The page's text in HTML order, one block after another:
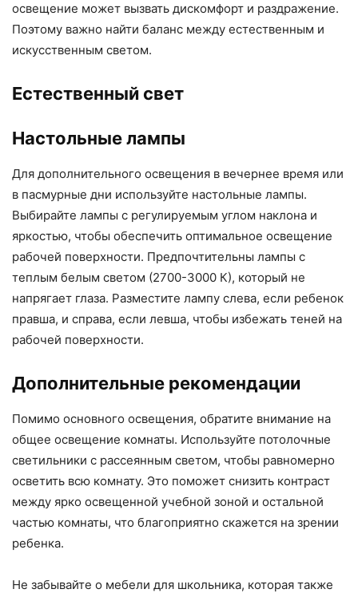
освещение может вызвать дискомфорт и раздражение.
Поэтому важно найти баланс между естественным и
искусственным светом.
Естественный свет
Настольные лампы
Для дополнительного освещения в вечернее время или
в пасмурные дни используйте настольные лампы.
Выбирайте лампы с регулируемым углом наклона и
яркостью, чтобы обеспечить оптимальное освещение
рабочей поверхности. Предпочтительны лампы с
теплым белым светом (2700-3000 К), который не
напрягает глаза. Разместите лампу слева, если ребенок
правша, и справа, если левша, чтобы избежать теней на
рабочей поверхности.
Дополнительные рекомендации
Помимо основного освещения, обратите внимание на
общее освещение комнаты. Используйте потолочные
светильники с рассеянным светом, чтобы равномерно
осветить всю комнату. Это поможет снизить контраст
между ярко освещенной учебной зоной и остальной
частью комнаты, что благоприятно скажется на зрении
ребенка.
Не забывайте о мебели для школьника, которая также